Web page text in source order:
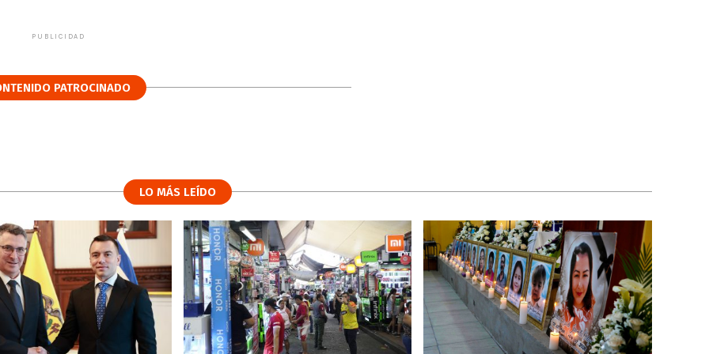
PUBLICIDAD
PATROCINADO
LO MÁS LEÍDO